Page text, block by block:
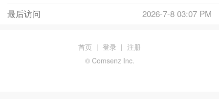
最后访问
2026-7-8 03:07 PM
首页 | 登录 | 注册
© Comsenz Inc.